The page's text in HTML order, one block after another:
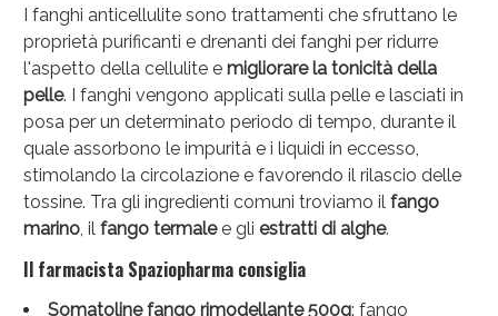
I fanghi anticellulite sono trattamenti che sfruttano le
proprietà purificanti e drenanti dei fanghi per ridurre
l'aspetto della cellulite e migliorare la tonicità della
pelle. I fanghi vengono applicati sulla pelle e lasciati in
posa per un determinato periodo di tempo, durante il
quale assorbono le impurità e i liquidi in eccesso,
stimolando la circolazione e favorendo il rilascio delle
tossine. Tra gli ingredienti comuni troviamo il fango
marino, il fango termalee gli estratti di alghe.
Il farmacista Spaziopharma consiglia
Somatoline fango rimodellante 500g: fango